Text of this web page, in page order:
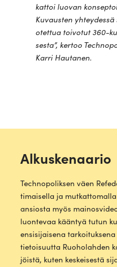
kattoi luovan
Kuvausten
otettua toi­votut 360-
sesta”, kertoo
Karri Hautanen.
Alkuskenaario
Tech­no­po­liksen väen
ti­mai­sella ja
ansiosta myös
luon­tevaa kääntyä tutun
ensi­si­jaisena
tie­toi­suutta Ruo­ho­lahden
jöistä, kuten kes­kei­sestä